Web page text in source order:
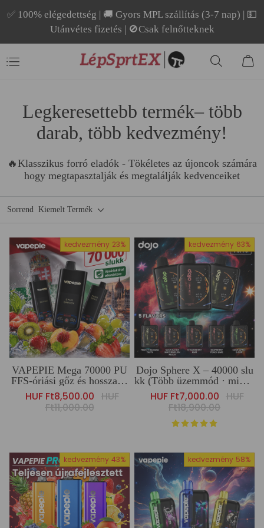
✅ 100% elégedettség | 🚚 Gyors MPL szállítás (3-7 nap) | 💵
Utánvétes fizetés | 🚫Csak felnőtteknek
Legkeresettebb termék– több
darab, több kedvezmény!
🔥Klasszikus forró eladók - Tökéletes az újoncok számára
hogy megtapasztalják és megtalálják kedvenceiket
Sorrend Kiemelt Termék
kedvezmény 23%
VAPEPIE Mega 70000 PU
FFS-óriási gőz és hosszan t
artó teljesítmény
Sale
HUF Ft8,500.00 Regular
HUF
Ft11,000.00
kedvezmény 63%
Dojo Sphere X – 40000 slu
kk (Több üzemmód · minde
n igényhez)
Sale
price
HUF Ft7,000.00 Regular
HUF
Ft18,900.00
kedvezmény 43% kedvezmény 58%